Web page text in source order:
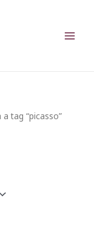
tag “picasso”